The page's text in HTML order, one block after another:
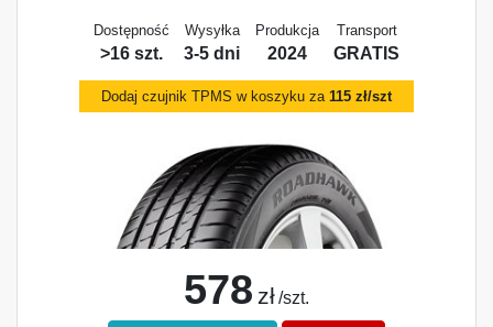
Dostępność
>16 szt.
Wysyłka
3-5 dni
Produkcja
2024
Transport
GRATIS
Dodaj czujnik TPMS w koszyku za 115 zł/szt
578 zł /szt.